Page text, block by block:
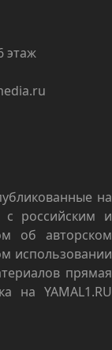
этаж
на
с российским и
об авторском
использовании
прямая
на YAMAL1.RU